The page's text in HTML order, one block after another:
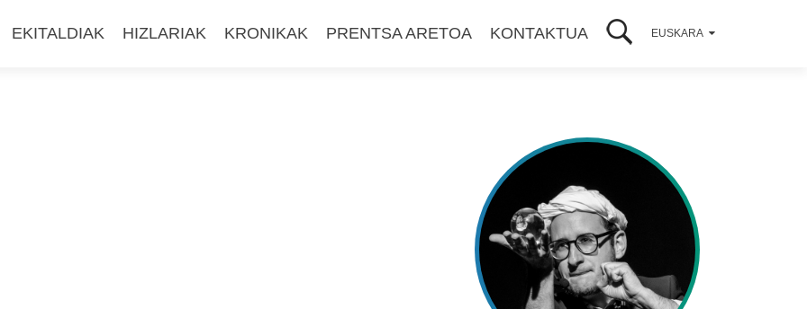
EKITALDIAK HIZLARIAK KRONIKAK PRENTSA ARETOA KONTAKTUA EUSKARA